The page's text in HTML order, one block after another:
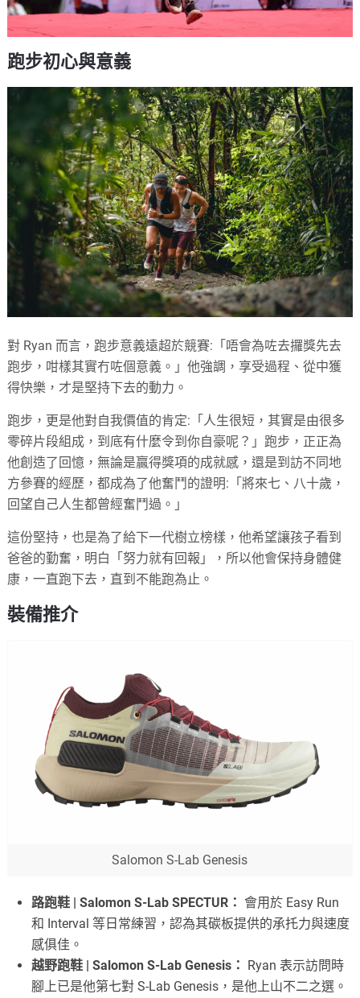
跑步初心與意義
對 Ryan 而言，跑步意義遠超於競賽:「唔會為咗去攞獎先去
跑步，咁樣其實冇咗個意義。」他強調，享受過程、從中獲
得快樂，才是堅持下去的動力。
跑步，更是他對自我價值的肯定:「人生很短，其實是由很多
零碎片段組成，到底有什麼令到你自豪呢？」跑步，正正為
他創造了回憶，無論是贏得獎項的成就感，還是到訪不同地
方參賽的經歷，都成為了他奮鬥的證明:「將來七、八十歲，
回望自己人生都曾經奮鬥過。」
這份堅持，也是為了給下一代樹立榜樣，他希望讓孩子看到
爸爸的勤奮，明白「努力就有回報」，所以他會保持身體健
康，一直跑下去，直到不能跑為止。
裝備推介
Salomon S-Lab Genesis
路跑鞋 | Salomon S-Lab SPECTUR： 會用於 Easy Run
和 Interval 等日常練習，認為其碳板提供的承托力與速度
感俱佳。
越野跑鞋 | Salomon S-Lab Genesis： Ryan 表示訪問時
腳上已是他第七對 S-Lab Genesis，是他上山不二之選。